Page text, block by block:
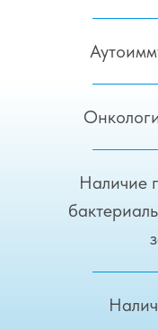
Наличие